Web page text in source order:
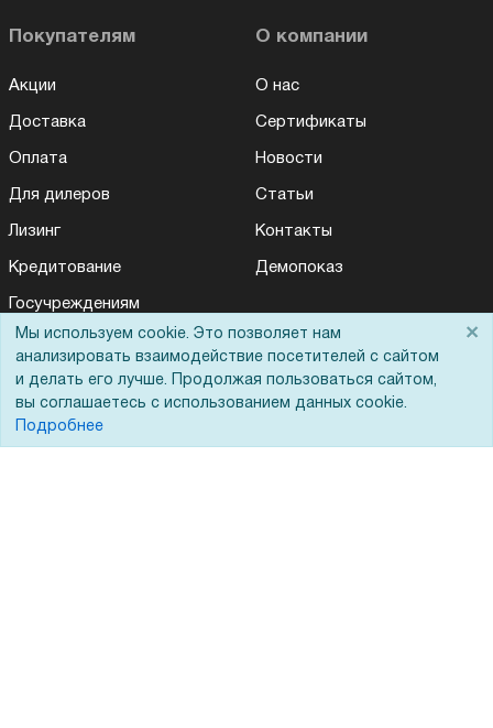
Покупателям
Акции
Доставка
Оплата
Для дилеров
Лизинг
Кредитование
Госучреждениям
Тендеры
Бренды
О компании
О нас
Сертификаты
Новости
Статьи
Контакты
Демопоказ
Мы используем cookie. Это позволяет нам
анализировать взаимодействие посетителей с сайтом
и делать его лучше. Продолжая пользоваться сайтом,
вы соглашаетесь с использованием данных cookie.
Подробнее
×